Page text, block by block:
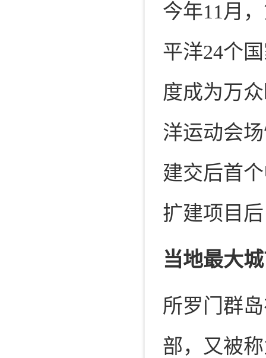
今年11月
平洋24个
度成为万
洋运动会
建交后首
扩建项目
当地最大
所罗门群
部，又被